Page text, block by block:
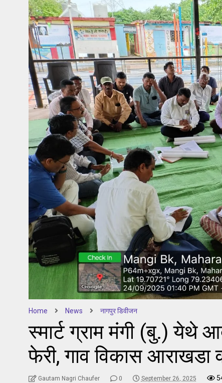
Home News नागपुर डिवीजन
स्मार्ट ग्राम मंगी (बु.) येथे
फेरी, गाव विकास
Gautam Nagri Chaufer 0 September 26, 2025